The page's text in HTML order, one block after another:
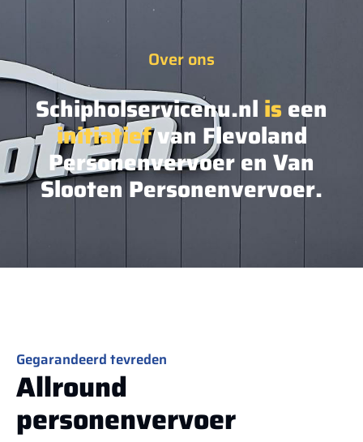
Over ons
Schipholservicenu.nl is een
initiatiefvan Flevoland
Personenvervoer en Van
Slooten Personenvervoer.
Gegarandeerd tevreden
Allround
personenvervoer